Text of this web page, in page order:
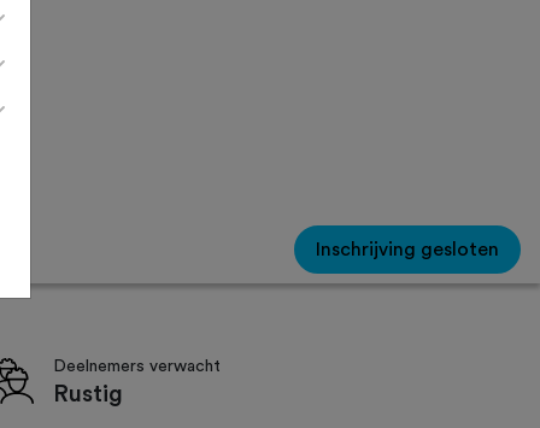
Inschrijving gesloten
Deelnemers verwacht
Rustig